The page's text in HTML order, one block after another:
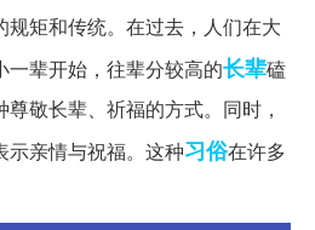
矩和传统。在过去，人们在大
辈开始，往辈分较高的长辈磕
敬长辈、祈福的方式。同时，
示亲情与祝福。这种习俗在许多